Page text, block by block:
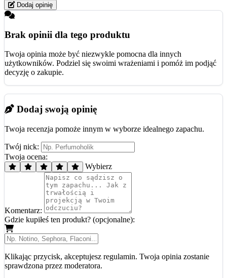
Dodaj opinię
Brak opinii dla tego produktu
Twoja opinia może być niezwykle pomocna dla innych
użytkowników. Podziel się swoimi wrażeniami i pomóż im podjąć
decyzję o zakupie.
Dodaj swoją opinię
Twoja recenzja pomoże innym w wyborze idealnego zapachu.
Twój nick:
Twoja ocena:
Wybierz
Komentarz:
Gdzie kupiłeś ten produkt? (opcjonalne):
Klikając przycisk, akceptujesz regulamin. Twoja opinia zostanie
sprawdzona przez moderatora.